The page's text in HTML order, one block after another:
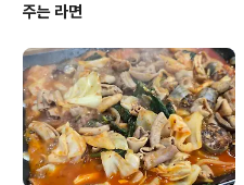
주는 라면